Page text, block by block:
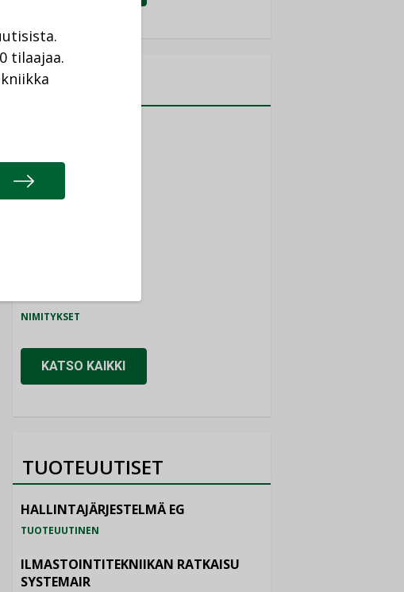
NIMITYKSET
Refair
NIMITYKSET
KATSO KAIKKI
TUOTEUUTISET
HALLINTAJÄRJESTELMÄ EG
TUOTEUUTINEN
ILMASTOINTITEKNIIKAN RATKAISU
SYSTEMAIR
tilaajaa.